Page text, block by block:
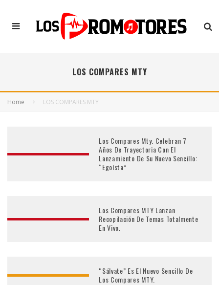
LOS COMPARES MTY
Home LOS COMPARES MTY
Los Compares Mty. Celebran 7
Años De Trayectoria Con El
Lanzamiento De Su Nuevo Sencillo:
“Egoísta”
Los Compares MTY Lanzan
Recopilación De Temas Totalmente
En Vivo.
“Sálvate” Es El Nuevo Sencillo De
Los Compares MTY.